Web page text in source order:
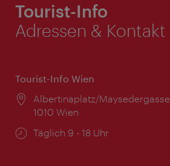
Tourist-Info
Adressen & Kontakt
Tourist-Info Wien
Ort:
Albertinaplatz/Maysedergasse
1010 Wien
Öffnungszeiten:
Täglich 9 - 18 Uhr